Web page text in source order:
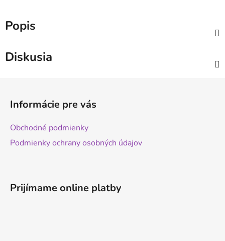
Popis
Diskusia
Informácie pre vás
Obchodné podmienky
Podmienky ochrany osobných údajov
Prijímame online platby